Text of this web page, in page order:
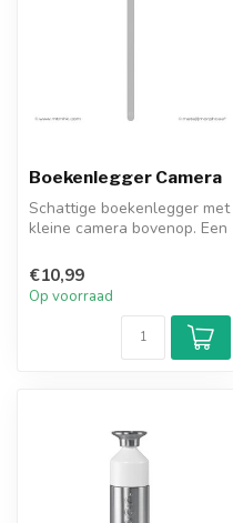
Boekenlegger Camera
Schattige boekenlegger met
kleine camera bovenop. Een
€10,99
Op voorraad